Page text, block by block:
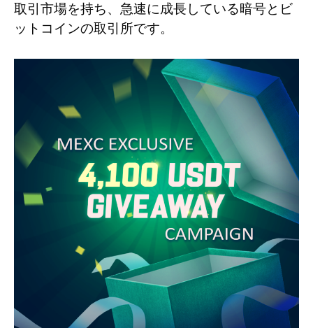
取引市場を持ち、急速に成長している暗号とビ
ットコインの取引所です。